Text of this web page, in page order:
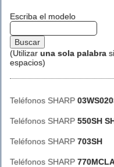
Escriba el modelo
(Utilizar una sola palabra
espacios)
Teléfonos SHARP
Teléfonos SHARP 550SH
Teléfonos SHARP 703SH
Teléfonos SHARP